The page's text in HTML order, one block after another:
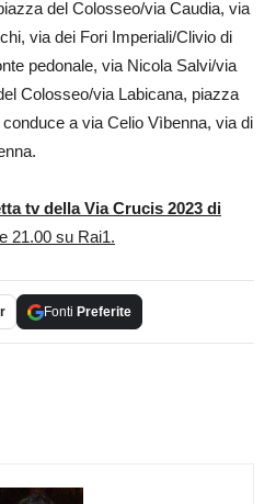
del Colosseo/via Caudia, via
via dei Fori Imperiali/Clivio di
pedonale, via Nicola Salvi/via
Colosseo/via Labicana, piazza
a via Celio Vìbenna, via di
tv della Via Crucis 2023 di
21.00 su Rai1.
Fonti Preferite